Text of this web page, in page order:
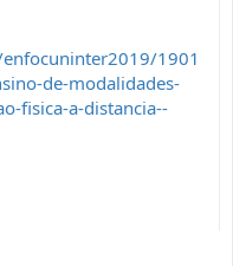
1901
de-modalidades-
fisica-a-distancia--